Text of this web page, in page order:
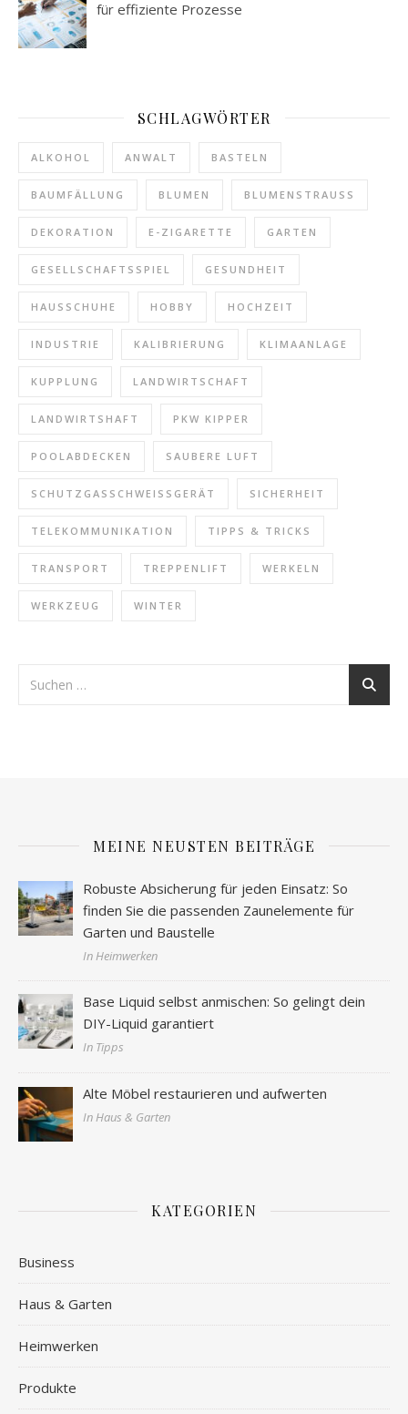
für effiziente Prozesse
SCHLAGWÖRTER
ALKOHOL ANWALT BASTELN
BAUMFÄLLUNG BLUMEN BLUMENSTRAUSS
DEKORATION E-ZIGARETTE GARTEN
GESELLSCHAFTSSPIEL GESUNDHEIT
HAUSSCHUHE HOBBY HOCHZEIT
INDUSTRIE KALIBRIERUNG KLIMAANLAGE
KUPPLUNG LANDWIRTSCHAFT
LANDWIRTSHAFT PKW KIPPER
POOLABDECKEN SAUBERE LUFT
SCHUTZGASSCHWEISSGERÄT SICHERHEIT
TELEKOMMUNIKATION TIPPS & TRICKS
TRANSPORT TREPPENLIFT WERKELN
WERKZEUG WINTER
MEINE NEUSTEN BEITRÄGE
Robuste Absicherung für jeden Einsatz: So
finden Sie die passenden Zaunelemente für
Garten und Baustelle
In Heimwerken
Base Liquid selbst anmischen: So gelingt dein
DIY-Liquid garantiert
In Tipps
Alte Möbel restaurieren und aufwerten
In Haus & Garten
KATEGORIEN
Business
Haus & Garten
Heimwerken
Produkte